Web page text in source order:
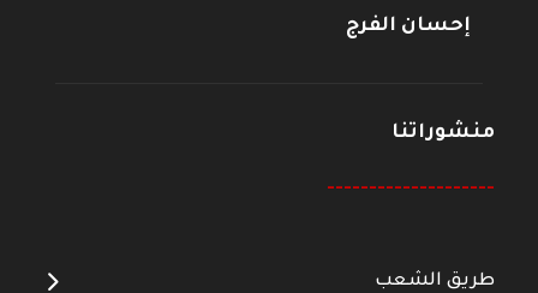
إحسان الفرج
منشوراتنا
--------------------
طريق الشعب